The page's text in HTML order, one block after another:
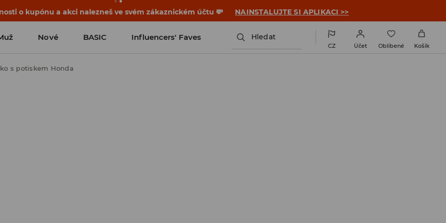
o kupónu a akci nalezneš ve svém zákaznickém účtu 💸 NAINSTALUJTE SI APLIKACI >>
Nové BASIC Influencers' Faves Hledat
CZ Účet Oblíbené Košík
s potiskem Honda